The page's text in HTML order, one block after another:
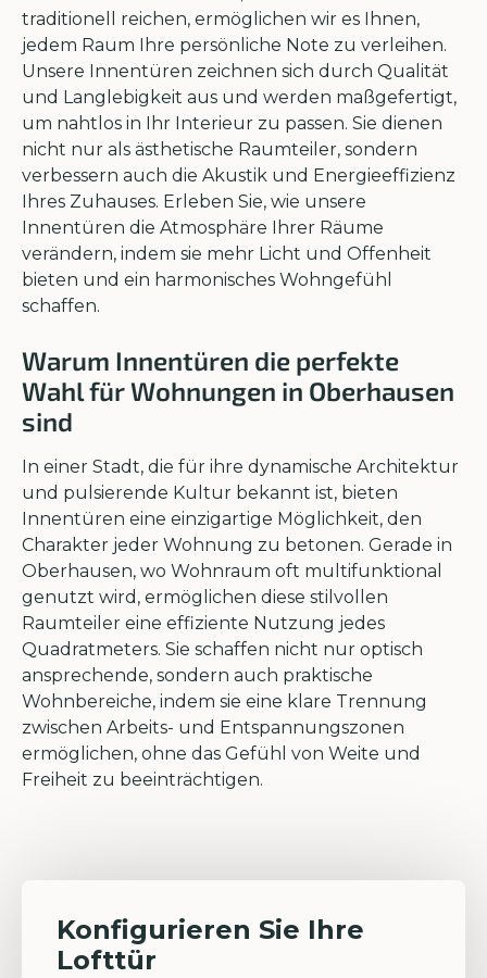
traditionell reichen, ermöglichen wir es Ihnen,
jedem Raum Ihre persönliche Note zu verleihen.
Unsere Innentüren zeichnen sich durch Qualität
und Langlebigkeit aus und werden maßgefertigt,
um nahtlos in Ihr Interieur zu passen. Sie dienen
nicht nur als ästhetische Raumteiler, sondern
verbessern auch die Akustik und Energieeffizienz
Ihres Zuhauses. Erleben Sie, wie unsere
Innentüren die Atmosphäre Ihrer Räume
verändern, indem sie mehr Licht und Offenheit
bieten und ein harmonisches Wohngefühl
schaffen.
Warum Innentüren die perfekte
Wahl für Wohnungen in Oberhausen
sind
In einer Stadt, die für ihre dynamische Architektur
und pulsierende Kultur bekannt ist, bieten
Innentüren eine einzigartige Möglichkeit, den
Charakter jeder Wohnung zu betonen. Gerade in
Oberhausen, wo Wohnraum oft multifunktional
genutzt wird, ermöglichen diese stilvollen
Raumteiler eine effiziente Nutzung jedes
Quadratmeters. Sie schaffen nicht nur optisch
ansprechende, sondern auch praktische
Wohnbereiche, indem sie eine klare Trennung
zwischen Arbeits- und Entspannungszonen
ermöglichen, ohne das Gefühl von Weite und
Freiheit zu beeinträchtigen.
Konfigurieren Sie Ihre
Lofttür